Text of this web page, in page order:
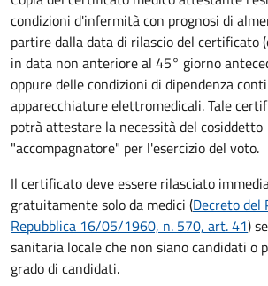
condizioni d'infermità con prognosi di
partire dalla data di rilascio del certificato (
in data non anteriore al 45° giorno
oppure delle condizioni di dipendenza
apparecchiature elettromedicali.Tale
potrà attestare la necessità del cosiddetto
"accompagnatore" per l'esercizio del voto.
Il certificato deve essere rilasciato
gratuitamente solo da medici (Decreto del
Repubblica 16/05/1960, n. 570, art. 41)
sanitaria locale che non siano candidati o
grado di candidati.